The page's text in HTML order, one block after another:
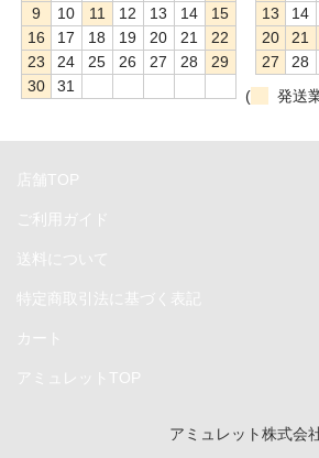
Ethernet
FireWire
PCIe
SATA
SDXC
9
10 11 12 13 14
15
16
17 18 19 20 21
22
23
24 25 26 27 28
29
30
31
13
14
20
21
27
28
(
発送
店舗TOP
ご利用ガイド
送料について
特定商取引法に基づく表記
カート
アミュレットTOP
アミュレット株式会